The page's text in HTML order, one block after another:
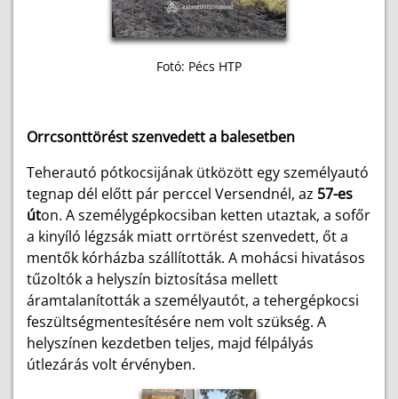
Fotó: Pécs HTP
Orrcsonttörést szenvedett a balesetben
Teherautó pótkocsijának ütközött egy személyautó
tegnap dél előtt pár perccel Versendnél, az 57-es
úton. A személygépkocsiban ketten utaztak, a sofőr
a kinyíló légzsák miatt orrtörést szenvedett, őt a
mentők kórházba szállították. A mohácsi hivatásos
tűzoltók a helyszín biztosítása mellett
áramtalanították a személyautót, a tehergépkocsi
feszültségmentesítésére nem volt szükség. A
helyszínen kezdetben teljes, majd félpályás
útlezárás volt érvényben.